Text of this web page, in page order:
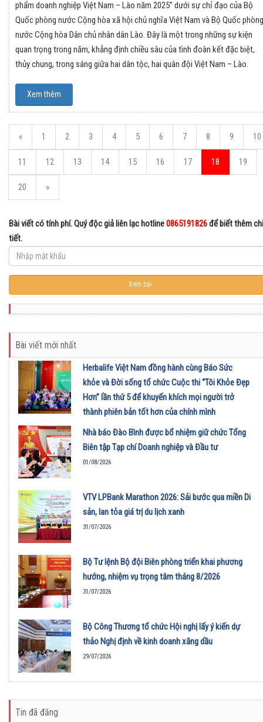
phẩm doanh nghiệp Việt Nam – Lào năm 2025” dưới sự chỉ đạo của Bộ
Quốc phòng nước Cộng hòa xã hội chủ nghĩa Việt Nam và Bộ Quốc phòng
nước Cộng hòa Dân chủ nhân dân Lào. Đây là một trong những sự kiện
quan trọng trong năm, khẳng định chiều sâu của tình đoàn kết đặc biệt,
thủy chung, trong sáng giữa hai dân tộc, hai quân đội Việt Nam – Lào.
Xem thêm
« 1 2 3 4 5 6 7 8 9 10
11 12 13 14 15 16 17 18 19
20 »
Bài viết có tính phí. Quý độc giả liên lạc hotline0865191826để biết thêm chi
tiết.
Bài viết mới nhất
Herbalife Việt Nam đồng hành cùng Báo Sức
khỏe và Đời sống tổ chức Cuộc thi “Tôi Khỏe Đẹp
Hơn” lần thứ 5 để khuyến khích mọi người trở
thành phiên bản tốt hơn của chính mình
01/08/2026
Nhà báo Đào Bình được bổ nhiệm giữ chức Tổng
Biên tập Tạp chí Doanh nghiệp và Đầu tư
01/08/2026
VTV LPBank Marathon 2026: Sải bước qua miền Di
sản, lan tỏa giá trị du lịch xanh
31/07/2026
Bộ Tư lệnh Bộ đội Biên phòng triển khai phương
hướng, nhiệm vụ trọng tâm tháng 8/2026
31/07/2026
Bộ Công Thương tổ chức Hội nghị lấy ý kiến dự
thảo Nghị định về kinh doanh xăng dầu
29/07/2026
Tin đã đăng